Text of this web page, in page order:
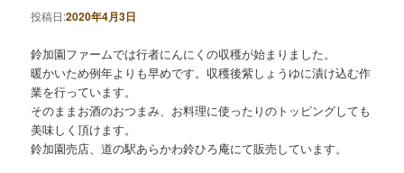
投稿日:2020年4月3日
鈴加園ファームでは行者にんにくの収穫が始まりました。
暖かいため例年よりも早めです。収穫後紫しょうゆに漬け込む作
業を行っています。
そのままお酒のおつまみ、お料理に使ったりのトッピングしても
美味しく頂けます。
鈴加園売店、道の駅あらかわ鈴ひろ庵にて販売しています。